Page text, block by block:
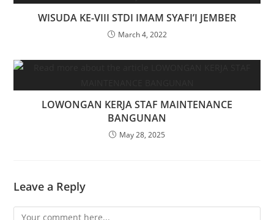
WISUDA KE-VIII STDI IMAM SYAFI’I JEMBER
March 4, 2022
LOWONGAN KERJA STAF MAINTENANCE
BANGUNAN
May 28, 2025
Leave a Reply
Comment